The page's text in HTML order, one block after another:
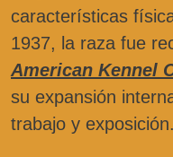
características
1937, la raza fue
American Kennel
su expansión
trabajo y exposición.